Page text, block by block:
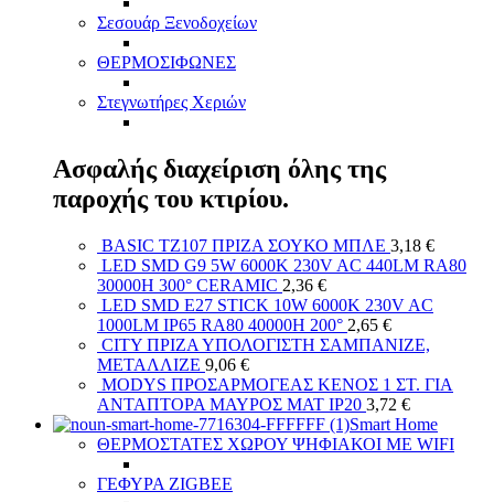
Σεσουάρ Ξενοδοχείων
ΘΕΡΜΟΣΙΦΩΝΕΣ
Στεγνωτήρες Χεριών
Ασφαλής διαχείριση όλης της
παροχής του κτιρίου.
BASIC TZ107 ΠΡΙΖΑ ΣΟΥΚΟ ΜΠΛΕ 3,18 €
LED SMD G9 5W 6000K 230V AC 440LM RA80
30000H 300° CERAMIC 2,36 €
LED SMD E27 STICK 10W 6000K 230V AC
1000LM IP65 RA80 40000H 200° 2,65 €
CITY ΠΡΙΖΑ ΥΠΟΛΟΓΙΣΤΗ ΣΑΜΠΑΝΙΖΕ,
ΜΕΤΑΛΛΙΖΕ 9,06 €
MODYS ΠΡΟΣΑΡΜΟΓΕΑΣ ΚΕΝΟΣ 1 ΣΤ. ΓΙΑ
ΑΝΤΑΠΤΟΡΑ ΜΑΥΡΟΣ ΜΑΤ IP20 3,72 €
Smart Home
ΘΕΡΜΟΣΤΑΤΕΣ ΧΩΡΟΥ ΨΗΦΙΑΚΟΙ ΜΕ WIFI
ΓΕΦΥΡΑ ZIGBEE